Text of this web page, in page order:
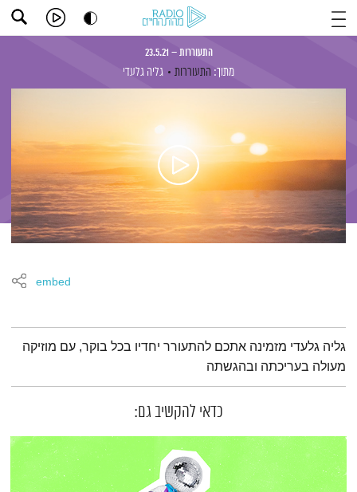
התעוררות – 23.5.21
מתוך: התעוררות גליה גלעדי
embed
תמצית הפודקאסט
גליה גלעדי מזמינה אתכם להתעורר יחדיו בכל בוקר, עם מוזיקה
מעולה בעריכתה ובהגשתה
כדאי להקשיב גם: